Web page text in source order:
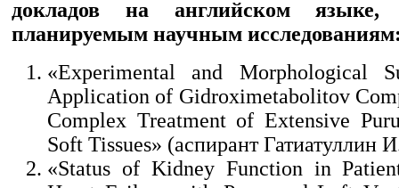
докладов на английском языке,
планируемым научным
«Experimental and Morphological
Application of Gidroximetabolitov
Complex Treatment of Extensive
Soft Tissues» (аспирант Гатиатуллин
«Status of Kidney Function in